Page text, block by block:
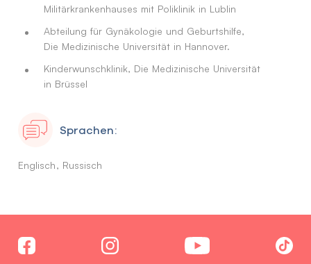
Militärkrankenhauses mit Poliklinik in Lublin
Abteilung für Gynäkologie und Geburtshilfe,
Die Medizinische Universität in Hannover.
Kinderwunschklinik, Die Medizinische Universität
in Brüssel
Sprachen:
Englisch Russisch